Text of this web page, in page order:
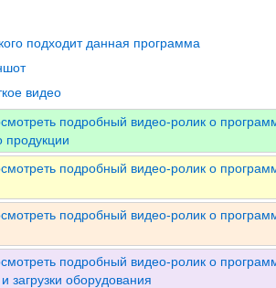
подходит данная программа
видео
подробный видео-ролик о
продукции
подробный видео-ролик о
подробный видео-ролик о
подробный видео-ролик о
загрузки оборудования